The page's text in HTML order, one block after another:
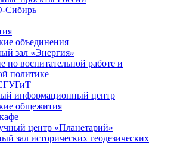
Сибирь
объединения
зал «Энергия»
по воспитательной работе и
политике
информационный центр
общежития
центр «Планетарий»
зал исторических геодезических